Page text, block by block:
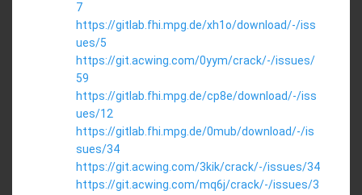
7
https://gitlab.fhi.mpg.de/xh1o/download/-/iss
ues/5
https://git.acwing.com/0yym/crack/-/issues/
59
https://gitlab.fhi.mpg.de/cp8e/download/-/iss
ues/12
https://gitlab.fhi.mpg.de/0mub/download/-/is
sues/34
https://git.acwing.com/3kik/crack/-/issues/34
https://git.acwing.com/mq6j/crack/-/issues/3